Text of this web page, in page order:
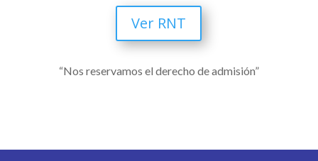
Ver RNT
“Nos reservamos el derecho de admisión”